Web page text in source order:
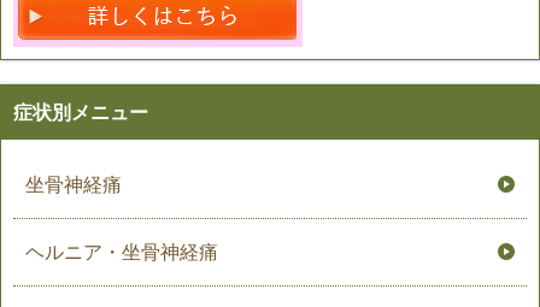
症状別メニュー
坐骨神経痛
ヘルニア・坐骨神経痛